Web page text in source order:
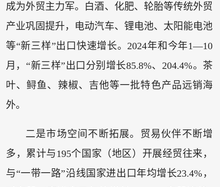
成为外贸主力军。白酒、化肥、轮胎等传统外贸
产业巩固提升，电动汽车、锂电池、太阳能电池
等“新三样”出口快速增长。2024年和今年1—10
月，“新三样”出口分别增长85.8%、204.4%。茶
叶、鲟鱼、辣椒、吉他等一批特色产品远销海
外。
二是市场空间不断拓展。贸易伙伴不断增
多，累计与195个国家（地区）开展经贸往来，
与“一带一路”沿线国家进出口年均增长23.4%，